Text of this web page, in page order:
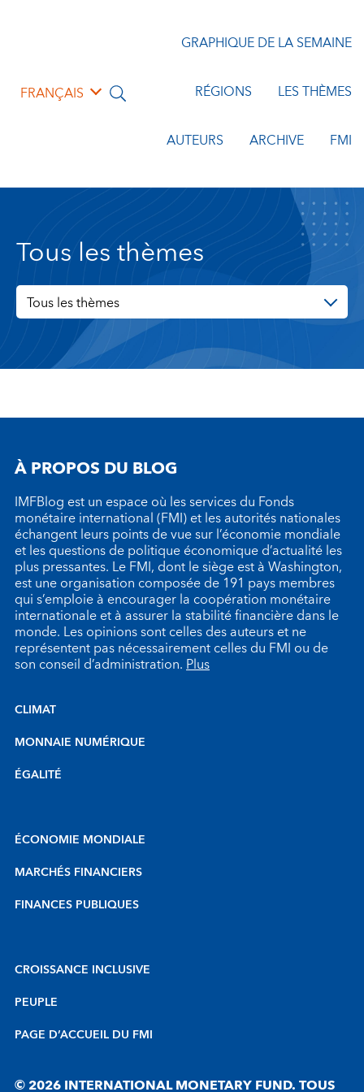
FRANÇAIS
GRAPHIQUE DE LA SEMAINE
RÉGIONS LES THÈMES
AUTEURS ARCHIVE FMI
Tous les thèmes
Tous les thèmes
À PROPOS DU BLOG
IMFBlog est un espace où les services du Fonds
monétaire international (FMI) et les autorités nationales
échangent leurs points de vue sur l’économie mondiale
et les questions de politique économique d’actualité les
plus pressantes. Le FMI, dont le siège est à Washington,
est une organisation composée de 191 pays membres
qui s’emploie à encourager la coopération monétaire
internationale et à assurer la stabilité financière dans le
monde. Les opinions sont celles des auteurs et ne
représentent pas nécessairement celles du FMI ou de
son conseil d’administration.Plus
CLIMAT
MONNAIE NUMÉRIQUE
ÉGALITÉ
ÉCONOMIE MONDIALE
MARCHÉS FINANCIERS
FINANCES PUBLIQUES
CROISSANCE INCLUSIVE
PEUPLE
PAGE D’ACCUEIL DU FMI
© 2026 INTERNATIONAL MONETARY FUND. TOUS